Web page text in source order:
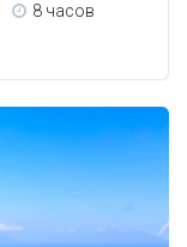
8 часов